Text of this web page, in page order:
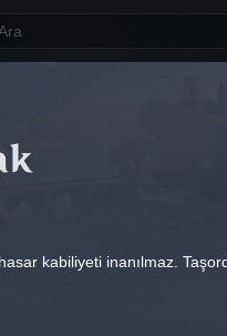
kabiliyeti inanılmaz.